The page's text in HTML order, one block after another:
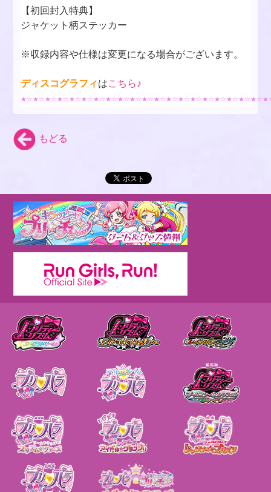
【初回封入特典】
ジャケット柄ステッカー
※収録内容や仕様は変更になる場合がございます。
ディスコグラフィはこちら♪
もどる